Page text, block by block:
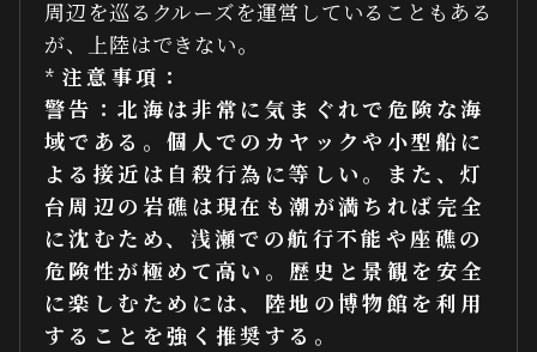
周辺を巡るクルーズを運営していることもある
が、上陸はできない。
* 注意事項：
警告：北海は非常に気まぐれで危険な海
域である。個人でのカヤックや小型船に
よる接近は自殺行為に等しい。また、灯
台周辺の岩礁は現在も潮が満ちれば完全
に沈むため、浅瀬での航行不能や座礁の
危険性が極めて高い。歴史と景観を安全
に楽しむためには、陸地の博物館を利用
することを強く推奨する。